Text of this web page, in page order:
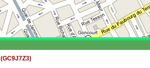
(GC9J7Z3)